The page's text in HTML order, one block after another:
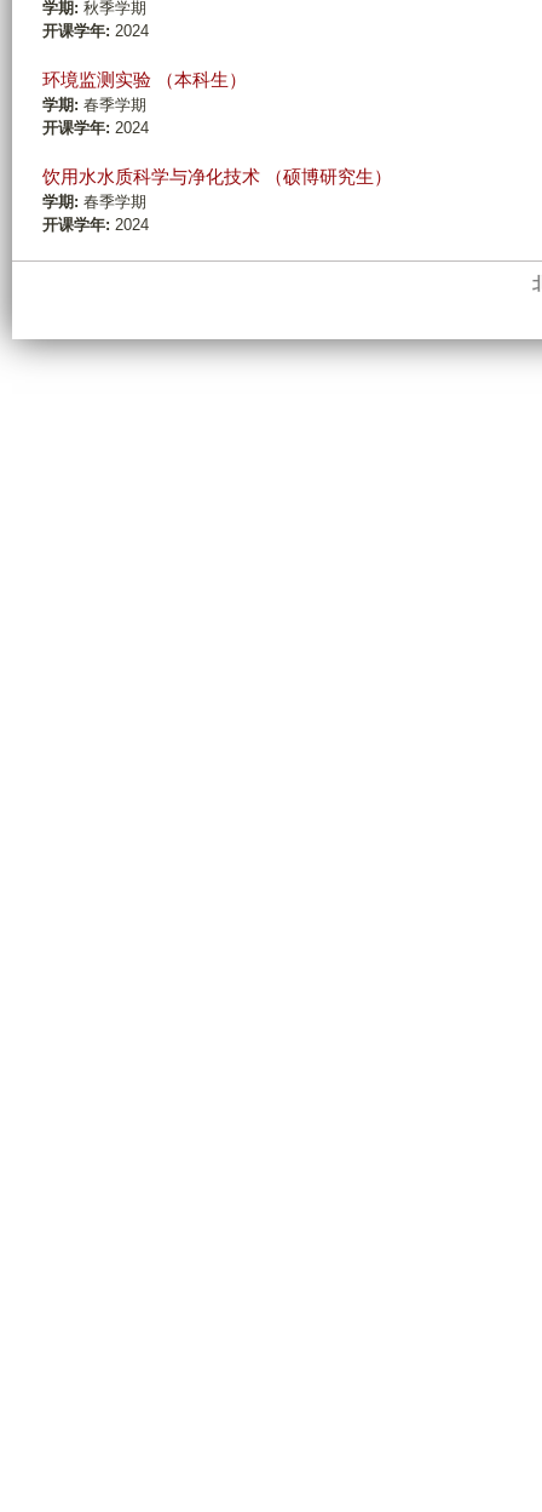
学期: 秋季学期
开课学年: 2024
环境监测实验 （本科生）
学期: 春季学期
开课学年: 2024
饮用水水质科学与净化技术 （硕博研究生）
学期: 春季学期
开课学年: 2024